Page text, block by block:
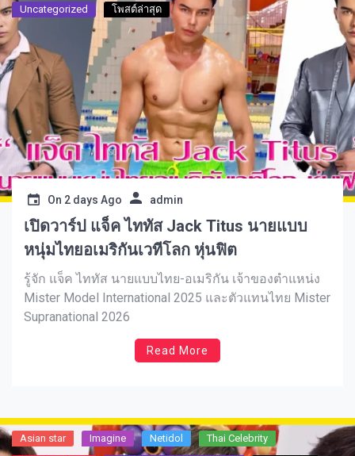
Uncategorized โพสต์ล่าสุด
On 2 days Ago admin
เปิดวาร์ป แจ็ค ไททัส Jack Titus นายแบบ
หนุ่มไทยอเมริกันเวทีโลก หุ่นฟิต
รู้จัก แจ็ค ไททัส นายแบบไทย-อเมริกัน เจ้าของตำแหน่ง
Mister Model International 2025 และตัวแทนไทย Mister
Supranational 2026
Read More
Asian star Imagine​ Netidol Thai Celebrity